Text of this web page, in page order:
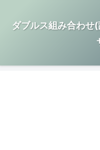
ダブルス組み合わせ